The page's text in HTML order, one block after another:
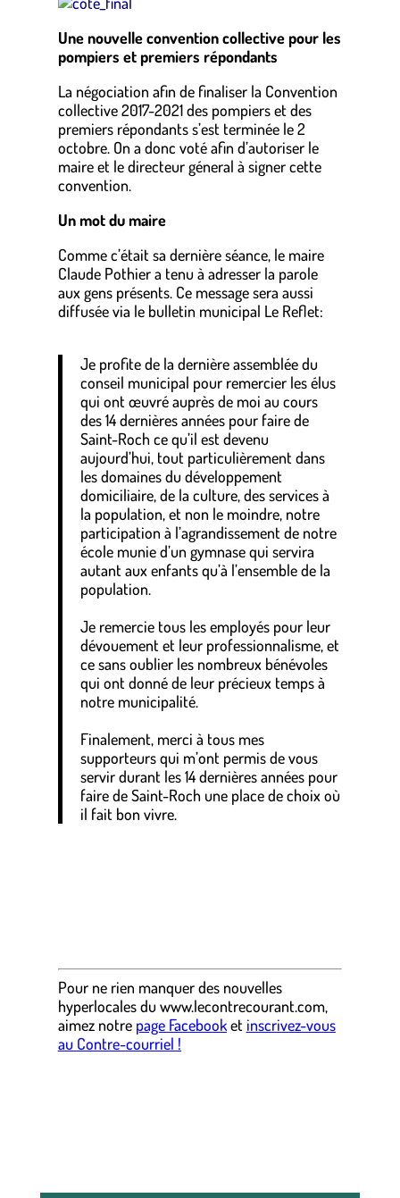
Une nouvelle convention collective pour les
pompiers et premiers répondants
La négociation afin de finaliser la Convention
collective 2017-2021 des pompiers et des
premiers répondants s’est terminée le 2
octobre. On a donc voté afin d’autoriser le
maire et le directeur géneral à signer cette
convention.
Un mot du maire
Comme c’était sa dernière séance, le maire
Claude Pothier a tenu à adresser la parole
aux gens présents. Ce message sera aussi
diffusée via le bulletin municipal Le Reflet:
Je profite de la dernière assemblée du
conseil municipal pour remercier les élus
qui ont œuvré auprès de moi au cours
des 14 dernières années pour faire de
Saint-Roch ce qu’il est devenu
aujourd’hui, tout particulièrement dans
les domaines du développement
domiciliaire, de la culture, des services à
la population, et non le moindre, notre
participation à l’agrandissement de notre
école munie d’un gymnase qui servira
autant aux enfants qu’à l’ensemble de la
population.
Je remercie tous les employés pour leur
dévouement et leur professionnalisme, et
ce sans oublier les nombreux bénévoles
qui ont donné de leur précieux temps à
notre municipalité.
Finalement, merci à tous mes
supporteurs qui m’ont permis de vous
servir durant les 14 dernières années pour
faire de Saint-Roch une place de choix où
il fait bon vivre.
Pour ne rien manquer des nouvelles
hyperlocalesdu www.lecontrecourant.com,
aimez notre page Facebooket inscrivez-vous
au Contre-courriel !